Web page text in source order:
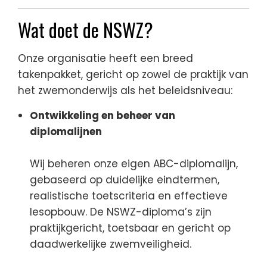
Wat doet de NSWZ?
Onze organisatie heeft een breed
takenpakket, gericht op zowel de praktijk van
het zwemonderwijs als het beleidsniveau:
Ontwikkeling en beheer van
diplomalijnen
Wij beheren onze eigen ABC-diplomalijn,
gebaseerd op duidelijke eindtermen,
realistische toetscriteria en effectieve
lesopbouw. De NSWZ-diploma’s zijn
praktijkgericht, toetsbaar en gericht op
daadwerkelijke zwemveiligheid.